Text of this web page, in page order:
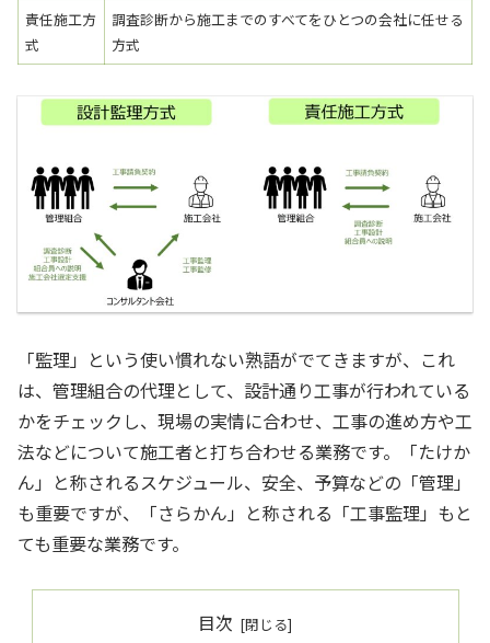
責任施工方
式
調査診断から施工までのすべてをひとつの会社に任せる
方式
「監理」という使い慣れない熟語がでてきますが、これ
は、管理組合の代理として、設計通り工事が行われている
かをチェックし、現場の実情に合わせ、工事の進め方や工
法などについて施工者と打ち合わせる業務です。「たけか
ん」と称されるスケジュール、安全、予算などの「管理」
も重要ですが、「さらかん」と称される「工事監理」もと
ても重要な業務です。
目次